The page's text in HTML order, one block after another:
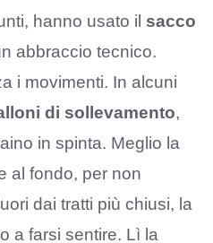
hanno usato il sacco
abbraccio tecnico.
i movimenti. In alcuni
di sollevamento,
in spinta. Meglio la
al fondo, per non
dai tratti più chiusi, la
a farsi sentire. Lì la